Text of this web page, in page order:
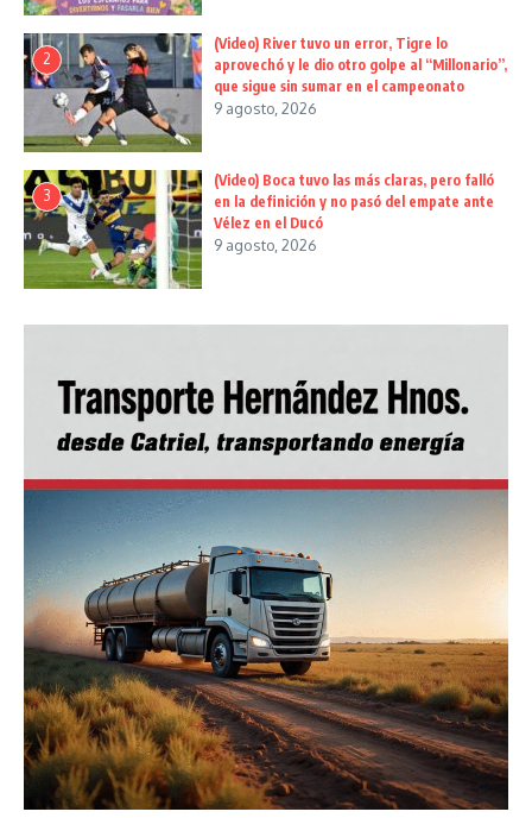
2
(Video) River tuvo un error, Tigre lo
aprovechó y le dio otro golpe al “Millonario”,
que sigue sin sumar en el campeonato
9 agosto, 2026
3
(Video) Boca tuvo las más claras, pero falló
en la definición y no pasó del empate ante
Vélez en el Ducó
9 agosto, 2026